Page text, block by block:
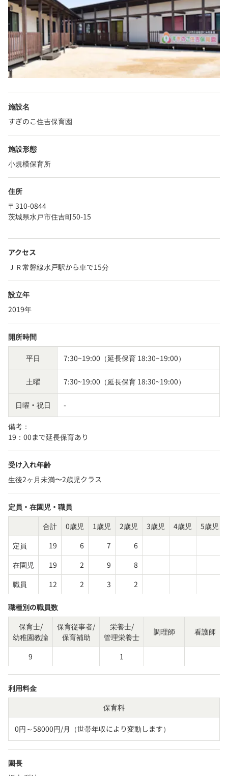
施設名
すぎのこ住吉保育園
施設形態
小規模保育所
住所
〒310-0844
茨城県水戸市住吉町50-15
アクセス
ＪＲ常磐線水戸駅から車で15分
設立年
2019年
開所時間
平日 7:30~19:00（延長保育 18:30~19:00）
土曜 7:30~19:00（延長保育 18:30~19:00）
日曜・祝日 -
備考：
19：00まで延長保育あり
受け入れ年齢
生後2ヶ月未満〜2歳児クラス
定員・在園児・職員
合計
0歳児 1歳児 2歳児 3歳児 4歳児 5歳児
定員
19 6 7
6
在園児
19 2 9
8
職員
12 2 3 2
職種別の職員数
保育士/
幼稚園教諭
保育従事者/
保育補助
栄養士/
管理栄養士
調理師 看護師
9 1
利用料金
保育料
0円～58000円/月（世帯年収により変動します）
園長